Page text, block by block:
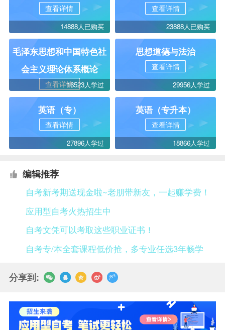
查看详情
14888人已购买
查看详情
23888人已购买
毛泽东思想和中国特色社
会主义理论体系概论
查看详情16523人学过
思想道德与法治
查看详情
29956人学过
英语（专）
查看详情
27896人学过
英语（专升本）
查看详情
18866人学过
编辑推荐
自考新考期送现金啦~老朋带新友，一起赚学费！
应用型自考火热招生中
自考文凭可以考取这些职业证书！
自考专/本全套课程低价抢，多专业任选3年畅学
分享到: